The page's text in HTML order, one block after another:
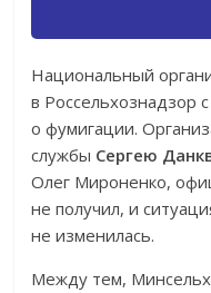
Национальный
в Россельхознадзор
о фумигации.
службы Сергею
Олег Мироненко,
не получил, и
не изменилась.
Между тем,